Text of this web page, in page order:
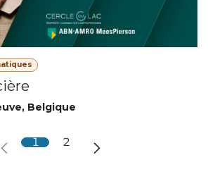
, Belgique
1 2